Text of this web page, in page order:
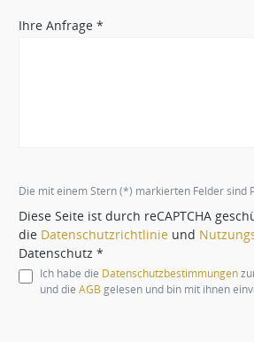
Ihre Anfrage *
Die mit einem Stern (*) markierten Felder sind
Diese Seite ist durch reCAPTCHA
die Datenschutzrichtlinie und
Datenschutz *
Ich habe die Datenschutzbestimmungen
und die AGB gelesen und bin mit ihnen